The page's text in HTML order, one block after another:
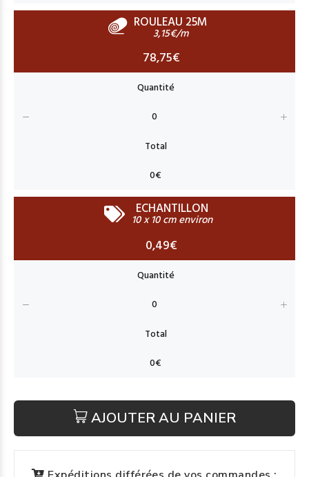
ROULEAU 25M
3,15€/m
78,75€
ECHANTILLON
10 x 10 cm environ
0,49€
AJOUTER AU PANIER